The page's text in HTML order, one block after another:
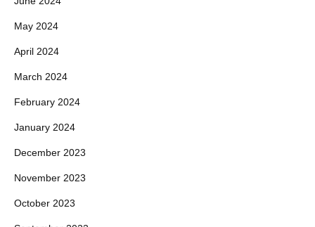
May 2024
April 2024
March 2024
February 2024
January 2024
December 2023
November 2023
October 2023